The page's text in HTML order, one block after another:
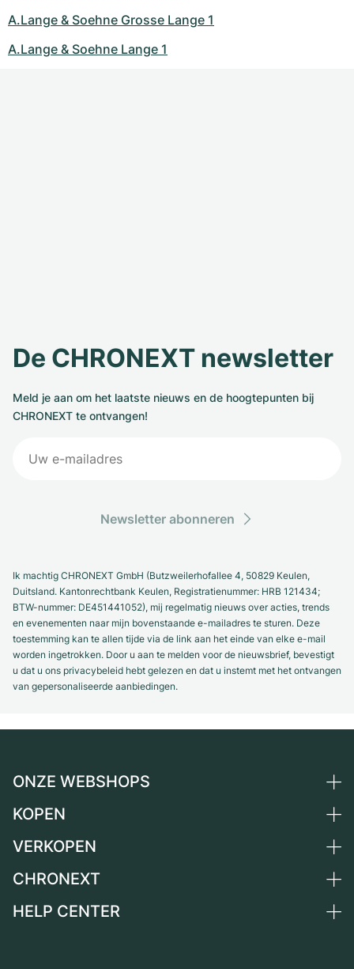
A.Lange & Soehne Grosse Lange 1
A.Lange & Soehne Lange 1
De CHRONEXT newsletter
Meld je aan om het laatste nieuws en de hoogtepunten bij
CHRONEXT te ontvangen!
Newsletter abonneren
Ik machtig CHRONEXT GmbH (Butzweilerhofallee 4, 50829 Keulen,
Duitsland. Kantonrechtbank Keulen, Registratienummer: HRB 121434;
BTW-nummer: DE451441052), mij regelmatig nieuws over acties, trends
en evenementen naar mijn bovenstaande e-mailadres te sturen. Deze
toestemming kan te allen tijde via de link aan het einde van elke e-mail
worden ingetrokken. Door u aan te melden voor de nieuwsbrief, bevestigt
u dat u ons privacybeleid hebt gelezen en dat u instemt met het ontvangen
van gepersonaliseerde aanbiedingen.
ONZE WEBSHOPS
Duitsland
Zwitserland
Frankrijk
KOPEN
Alle luxe horloges
Independent Brands
VERKOPEN
Horloge verkopen
CHRONEXT
Over ons
HELP CENTER